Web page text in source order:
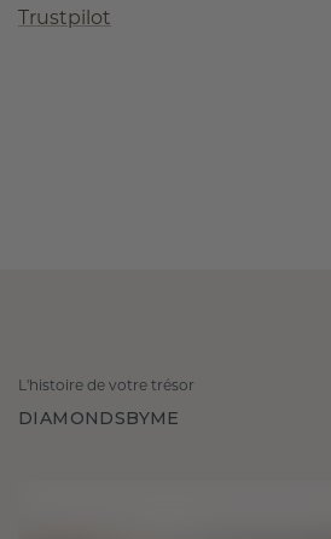
Trustpilot
L'histoire de votre trésor
DIAMONDSBYME